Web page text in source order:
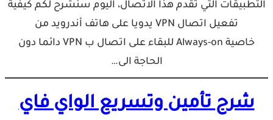
التطبيقات التي تقدم هذا الاتصال، اليوم سنشرح لكم كيفية
تفعيل اتصال VPN يدويا على هاتف أندرويد من
خاصية Always-on للبقاء على اتصال ب VPN دائما دون
الحاجة الى…
شرح تأمين وتسريع الواي فاي